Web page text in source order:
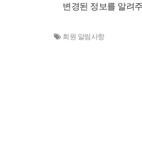
변경된 정보를 알려
회원 알림사항